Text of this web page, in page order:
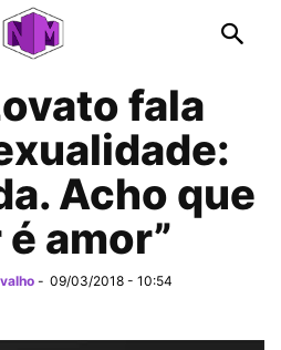
fala
Acho que
amor”
- 09/03/2018 - 10:54